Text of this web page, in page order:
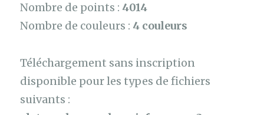
Nombre de points : 4014
Nombre de couleurs : 4 couleurs
Téléchargement sans inscription
disponible pour les types de fichiers
suivants :